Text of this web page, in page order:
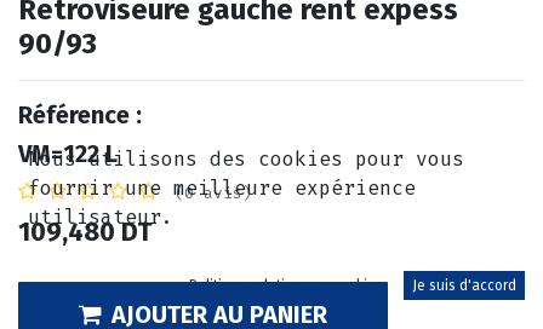
Retroviseure gauche rent expess
90/93
Référence :
VM=122 L
(0 avis)
109,480DT
AJOUTER AU PANIER
Nous utilisons des cookies pour vous
fournir une meilleure expérience
utilisateur.
Politique relative aux cookies Je suis d'accord